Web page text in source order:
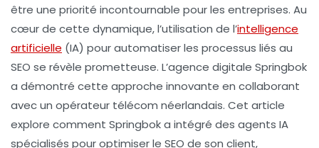
être une priorité incontournable pour les entreprises. Au
cœur de cette dynamique, l’utilisation de l’intelligence
artificielle (IA) pour automatiser les processus liés au
SEO se révèle prometteuse. L’agence digitale Springbok
a démontré cette approche innovante en collaborant
avec un opérateur télécom néerlandais. Cet article
explore comment Springbok a intégré des agents IA
spécialisés pour optimiser le SEO de son client,